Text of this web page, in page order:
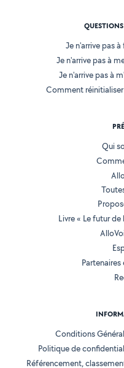
Je n'arrive pas
Je n'arrive pas à
Je n'arrive pas à
Comment
Qui
Livre « Le futur
Conditions
Politique de
Référencement,